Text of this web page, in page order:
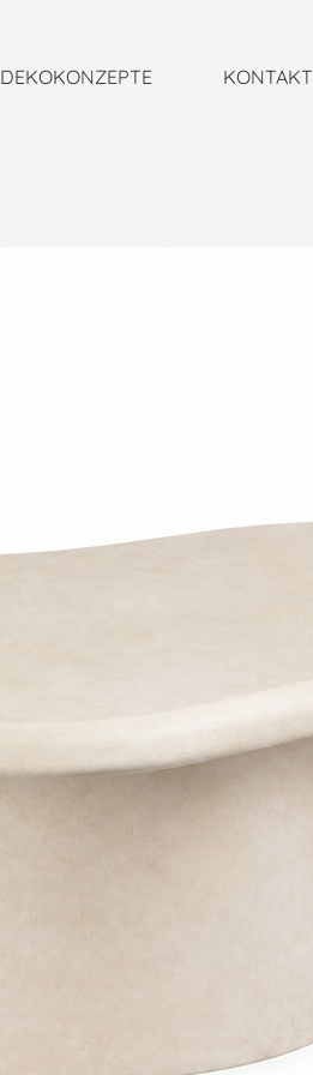
DEKOKONZEPTE KONTAKT